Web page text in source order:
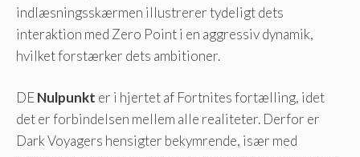
indlæsningsskærmen illustrerer tydeligt dets
interaktion med Zero Point i en aggressiv dynamik,
hvilket forstærker dets ambitioner.
DENulpunkt er i hjertet af Fortnites fortælling, idet
det er forbindelsen mellem alle realiteter. Derfor er
Dark Voyagers hensigter bekymrende, især med